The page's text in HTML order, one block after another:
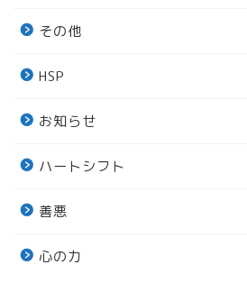
その他
HSP
お知らせ
ハートシフト
善悪
心の力